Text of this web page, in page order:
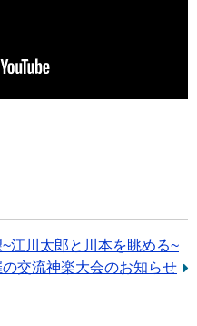
川太郎と川本を眺める~
交流神楽大会のお知らせ